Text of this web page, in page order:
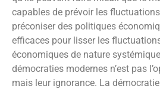
capables de prévoir les
préconiser des politiques
efficaces pour lisser les
économiques de nature
démocraties modernes n’est pas
mais leur ignorance. La